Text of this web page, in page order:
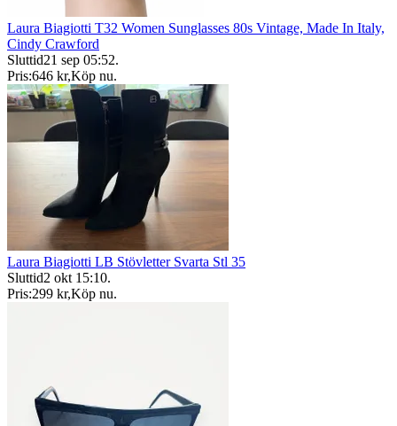
Laura Biagiotti T32 Women Sunglasses 80s Vintage, Made In Italy,
Cindy Crawford
Sluttid21 sep 05:52.
Pris:646 kr,Köp nu.
Laura Biagiotti LB Stövletter Svarta Stl 35
Sluttid2 okt 15:10.
Pris:299 kr,Köp nu.